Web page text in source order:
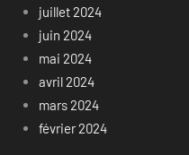
juillet 2024
juin 2024
mai 2024
avril 2024
mars 2024
février 2024